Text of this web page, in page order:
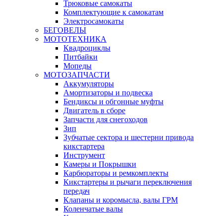
Трюковые самокаты
Комплектующие к самокатам
Электросамокаты
БЕГОВЕЛЫ
МОТОТЕХНИКА
Квадроциклы
Питбайки
Мопеды
МОТОЗАПЧАСТИ
Аккумуляторы
Амортизаторы и подвеска
Бендиксы и обгонные муфты
Двигатель в сборе
Запчасти для снегоходов
Зип
Зубчатые сектора и шестерни привода
кикстартера
Инструмент
Камеры и Покрышки
Карбюраторы и ремкомплекты
Кикстартеры и рычаги переключения
передач
Клапаны и коромысла, валы ГРМ
Коленчатые валы